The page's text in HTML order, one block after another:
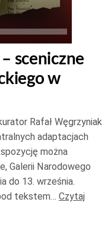
sceniczne
w
Rafał Węgrzyniak
adaptacjach
można
Galerii Narodowego
do 13. września.
tekstem… Czytaj